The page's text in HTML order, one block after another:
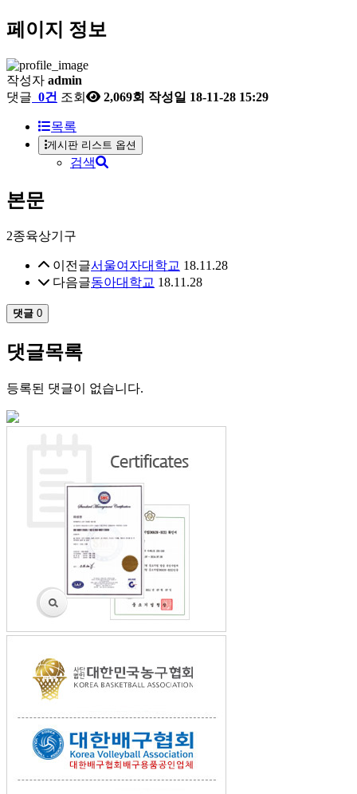
페이지 정보
작성자 admin
댓글 0건 조회 2,069회 작성일 18-11-28 15:29
목록
게시판 리스트 옵션
검색
본문
2종육상기구
이전글서울여자대학교 18.11.28
다음글동아대학교 18.11.28
댓글 0
댓글목록
등록된 댓글이 없습니다.